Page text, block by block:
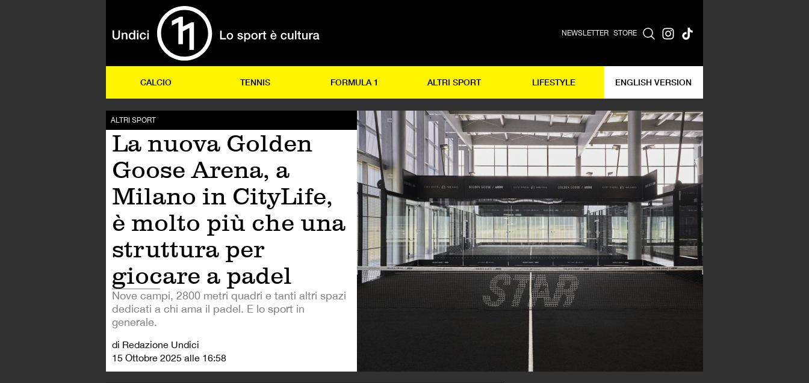
NEWSLETTER STORE
CALCIO TENNIS FORMULA 1 ALTRI SPORT LIFESTYLE ENGLISH VERSION
ALTRI SPORT
La nuova Golden
Goose Arena, a
Milano in CityLife,
è molto più che una
struttura per
giocare a padel
Nove campi, 2800 metri quadri e tanti altri spazi
dedicati a chi ama il padel. E lo sport in
generale.
di Redazione Undici
15 Ottobre 2025 alle 16:58